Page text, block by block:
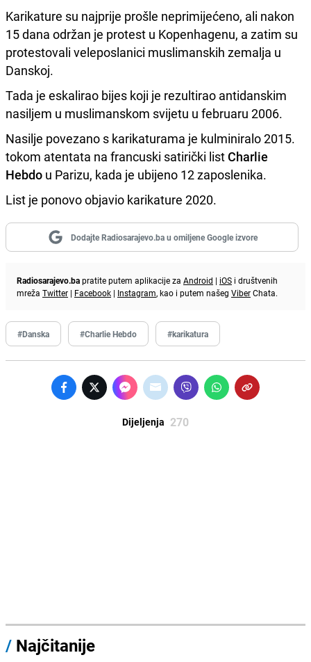
Karikature su najprije prošle neprimijećeno, ali nakon
15 dana održan je protest u Kopenhagenu, a zatim su
protestovali veleposlanici muslimanskih zemalja u
Danskoj.
Tada je eskalirao bijes koji je rezultirao antidanskim
nasiljem u muslimanskom svijetu u februaru 2006.
Nasilje povezano s karikaturama je kulminiralo 2015.
tokom atentata na francuski satirički listCharlie
Hebdo u Parizu, kada je ubijeno 12 zaposlenika.
List je ponovo objavio karikature 2020.
Dodajte Radiosarajevo.ba u omiljene Google izvore
Radiosarajevo.bapratite putem aplikacije za Android | iOS i društvenih
mreža Twitter | Facebook | Instagram, kao i putem našeg ViberChata.
#Danska #Charlie Hebdo #karikatura
Dijeljenja 270
/ Najčitanije